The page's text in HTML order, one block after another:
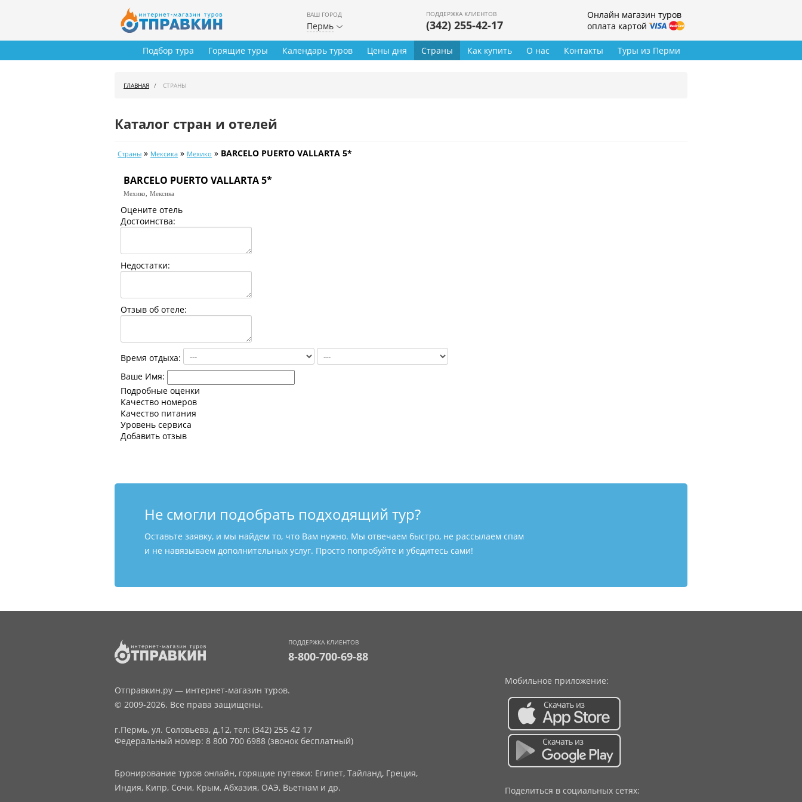
ВАШ ГОРОД
Пермь
ПОДДЕРЖКА КЛИЕНТОВ
(342) 255-42-17
Онлайн магазин туров
оплата картой
Туры из Перми
Подбор тура Горящие туры Календарь туров Цены дня Страны Как купить О нас Контакты
ГЛАВНАЯ СТРАНЫ
Каталог стран и отелей
Страны » Мексика » Мехико » BARCELO PUERTO VALLARTA 5*
BARCELO PUERTO VALLARTA 5*
Мехико, Мексика
Оцените отель
Достоинства:
Недостатки:
Отзыв об отеле:
Время отдыха:
Ваше Имя:
Подробные оценки
Качество номеров
Качество питания
Уровень сервиса
Добавить отзыв
Не смогли подобрать подходящий тур?
Оставьте заявку, и мы найдем то, что Вам нужно. Мы отвечаем быстро, не рассылаем спам
и не навязываем дополнительных услуг. Просто попробуйте и убедитесь сами!
ПОДДЕРЖКА КЛИЕНТОВ
8-800-700-69-88
Отправкин.ру — интернет-магазин туров.
© 2009-2026. Все права защищены.
г.Пермь, ул. Соловьева, д.12, тел: (342) 255 42 17
Федеральный номер: 8 800 700 6988 (звонок бесплатный)
Бронирование туров онлайн, горящие путевки: Египет, Тайланд, Греция,
Индия, Кипр, Сочи, Крым, Абхазия, ОАЭ, Вьетнам и др.
Мобильное приложение:
Поделиться в социальных сетях: